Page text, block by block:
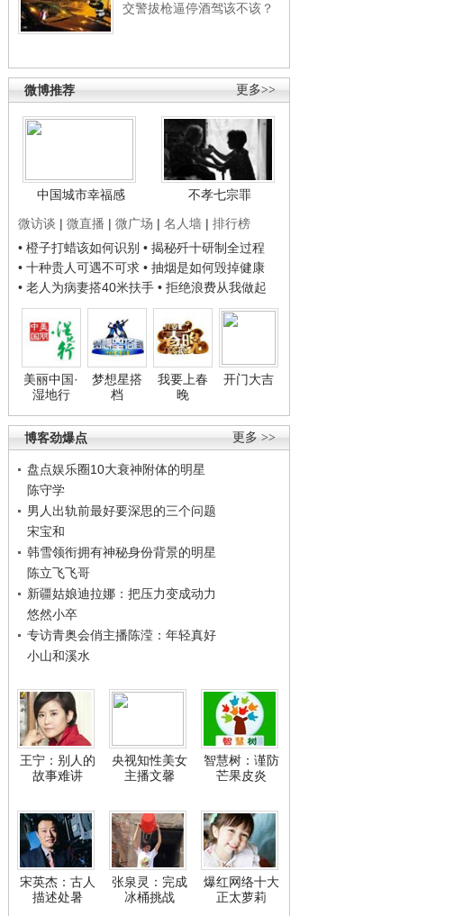
交警拔枪逼停酒驾该不该？
更多>>
微博推荐
中国城市幸福感
不孝七宗罪
微访谈 | 微直播 | 微广场 | 名人墙 | 排行榜
• 橙子打蜡该如何识别 • 揭秘歼十研制全过程
• 十种贵人可遇不可求 • 抽烟是如何毁掉健康
• 老人为病妻搭40米扶手 • 拒绝浪费从我做起
美丽中国·
湿地行
梦想星搭
档
我要上春
晚
开门大吉
更多 >>
博客劲爆点
盘点娱乐圈10大衰神附体的明星
陈守学
男人出轨前最好要深思的三个问题
宋宝和
韩雪领衔拥有神秘身份背景的明星
陈立飞飞哥
新疆姑娘迪拉娜：把压力变成动力
悠然小卒
专访青奥会俏主播陈滢：年轻真好
小山和溪水
王宁：别人的
故事难讲
央视知性美女
主播文馨
智慧树：谨防
芒果皮炎
宋英杰：古人
描述处暑
张泉灵：完成
冰桶挑战
爆红网络十大
正太萝莉